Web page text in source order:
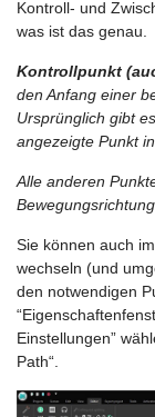
Kontroll- und
was ist das genau.
Kontrollpunkt
den Anfang einer
Ursprünglich gibt
angezeigte Punkt
Alle anderen
Sie können auch
wechseln (und
den notwendigen
Einstellungen”
Path“.